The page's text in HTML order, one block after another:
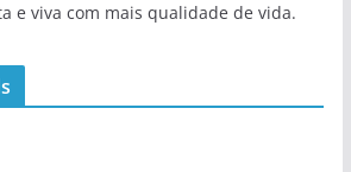
e viva com mais qualidade de vida.